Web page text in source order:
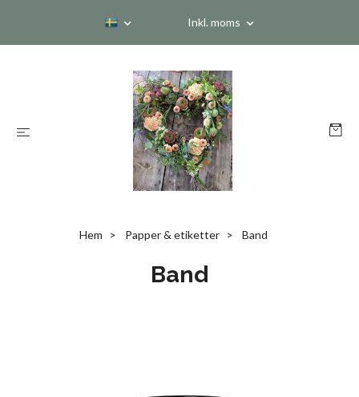
Inkl. moms
Hem Papper & etiketter Band
Band